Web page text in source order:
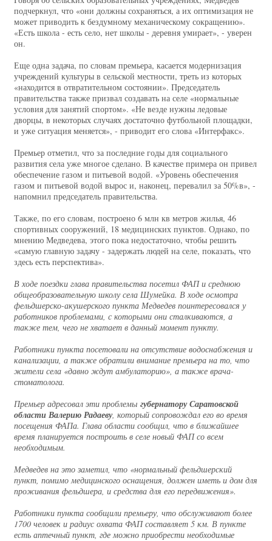
подчеркнул, что «они должны сохраняться, а их оптимизация не
может приводить к бездумному механическому сокращению».
«Есть школа - есть село, нет школы - деревня умирает», - уверен
он.
Еще одна задача, по словам премьера, касается модернизация
учреждений культуры в сельской местности, треть из которых
«находится в отвратительном состоянии». Председатель
правительства также призвал создавать на селе «нормальные
условия для занятий спортом». «Не везде нужны ледовые
дворцы, в некоторых случаях достаточно футбольной площадки,
и уже ситуация меняется», - приводит его слова «Интерфакс».
Премьер отметил, что за последние годы для социального
развития села уже многое сделано. В качестве примера он привел
обеспечение газом и питьевой водой. «Уровень обеспечения
газом и питьевой водой вырос и, наконец, перевалил за 50%в», -
напомнил председатель правительства.
Также, по его словам, построено 6 млн кв метров жилья, 46
спортивных сооружений, 18 медицинских пунктов. Однако, по
мнению Медведева, этого пока недостаточно, чтобы решить
«самую главную задачу - задержать людей на селе, показать, что
здесь есть перспектива».
В ходе поездки глава правительства посетил ФАП и среднюю
общеобразовательную школу села Шумейка. В ходе осмотра
фельдшерско-акушерского пункта Медведев поинтересовался у
работников проблемами, с которыми они сталкиваются, а
также тем, чего не хватает в данный момент пункту.
Работники пункта посетовали на отсутствие водоснабжения и
канализации, а также обратили внимание премьера на то, что
жители села «давно ждут амбулаторию», а также врача-
стоматолога.
Премьер адресовал эти проблемы губернатору Саратовской
области Валерию Радаеву, который сопровождал его во время
посещения ФАПа. Глава области сообщил, что в ближайшее
время планируется построить в селе новый ФАП со всем
необходимым.
Медведев на это заметил, что «нормальный фельдшерский
пункт, помимо медицинского оснащения, должен иметь и дом для
проживания фельдшера, и средства для его передвижения».
Работники пункта сообщили премьеру, что обслуживают более
1700 человек и радиус охвата ФАП составляет 5 км. В пункте
есть аптечный пункт, где можно приобрести необходимые